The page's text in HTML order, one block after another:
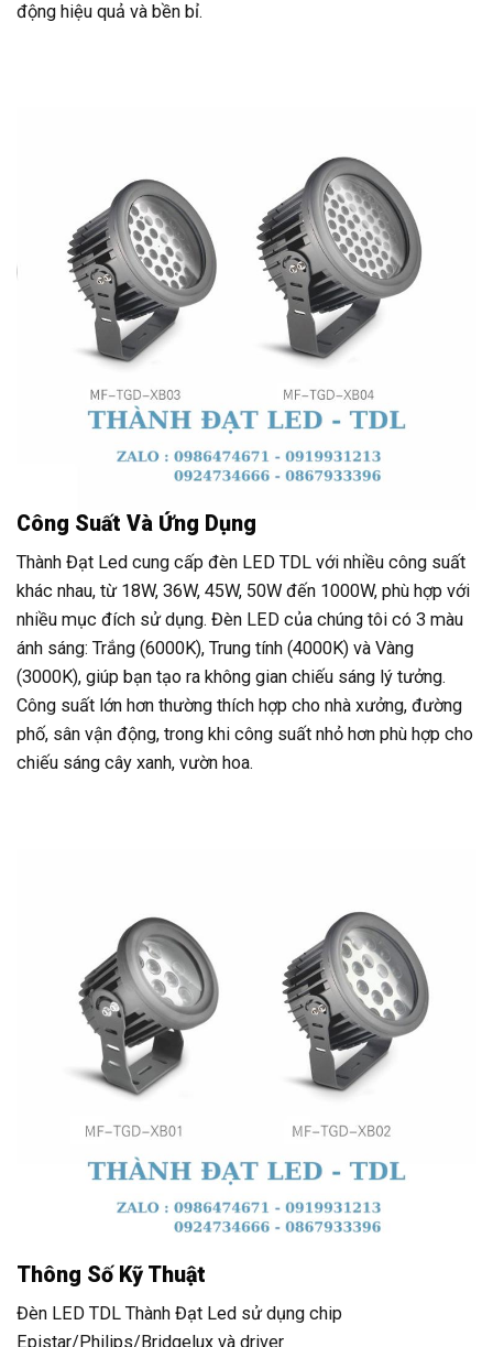
động hiệu quả và bền bỉ.
Công Suất Và Ứng Dụng
Thành Đạt Led cung cấp đèn LED TDL với nhiều công suất
khác nhau, từ 18W, 36W, 45W, 50W đến 1000W, phù hợp với
nhiều mục đích sử dụng. Đèn LED của chúng tôi có 3 màu
ánh sáng: Trắng (6000K), Trung tính (4000K) và Vàng
(3000K), giúp bạn tạo ra không gian chiếu sáng lý tưởng.
Công suất lớn hơn thường thích hợp cho nhà xưởng, đường
phố, sân vận động, trong khi công suất nhỏ hơn phù hợp cho
chiếu sáng cây xanh, vườn hoa.
Thông Số Kỹ Thuật
Đèn LED TDL Thành Đạt Led sử dụng chip
Epistar/Philips/Bridgelux và driver